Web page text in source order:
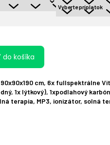
do košíka
cm, 6x fullspektrálne
1x lýtkový), 1xpodlahový
terapia, MP3, ionizátor, solná